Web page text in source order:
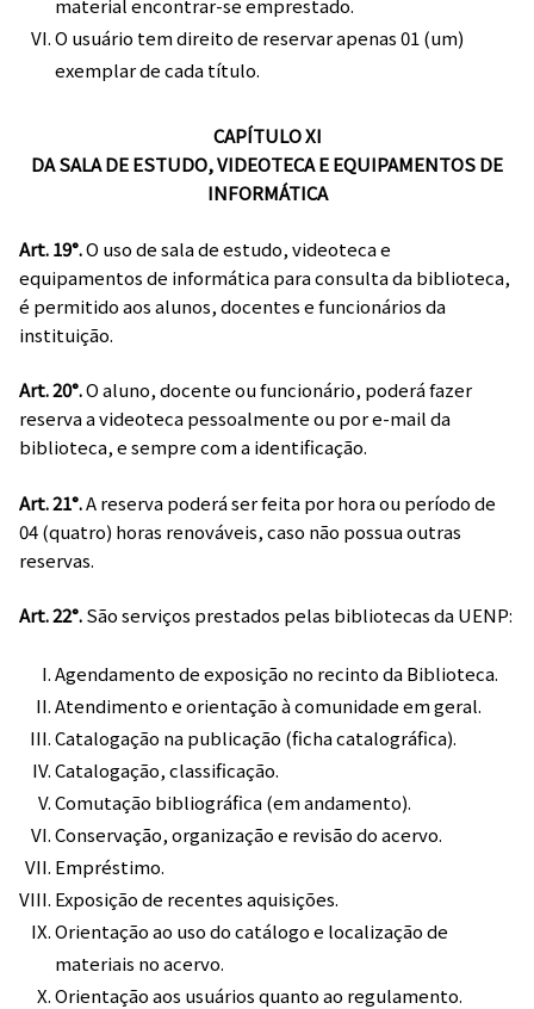
material encontrar-se emprestado.
O usuário tem direito de reservar apenas 01 (um)
exemplar de cada título.
CAPÍTULO XI
DA SALA DE ESTUDO, VIDEOTECA E EQUIPAMENTOS DE
INFORMÁTICA
Art. 19°.O uso de sala de estudo, videoteca e
equipamentos de informática para consulta da biblioteca,
é permitido aos alunos, docentes e funcionários da
instituição.
Art. 20°.O aluno, docente ou funcionário, poderá fazer
reserva a videoteca pessoalmente ou por e-mail da
biblioteca, e sempre com a identificação.
Art. 21°.A reserva poderá ser feita por hora ou período de
04 (quatro) horas renováveis, caso não possua outras
reservas.
Art. 22°.São serviços prestados pelas bibliotecas da UENP:
Agendamento de exposição no recinto da Biblioteca.
Atendimento e orientação à comunidade em geral.
Catalogação na publicação (ficha catalográfica).
Catalogação, classificação.
Comutação bibliográfica (em andamento).
Conservação, organização e revisão do acervo.
Empréstimo.
Exposição de recentes aquisições.
Orientação ao uso do catálogo e localização de
materiais no acervo.
Orientação aos usuários quanto ao regulamento.